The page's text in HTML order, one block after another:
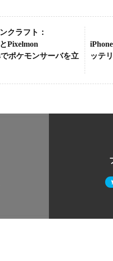
クラフト：
Pixelmon
ポケモンサーバを立
ッテ